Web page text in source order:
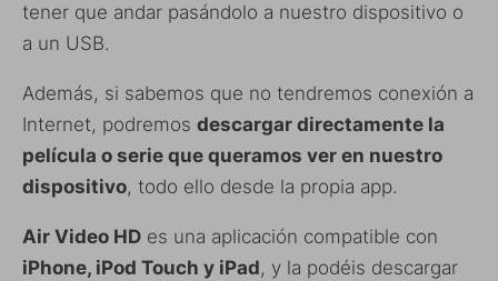
tener que andar pasándolo a nuestro dispositivo o
a un USB.
Además, si sabemos que no tendremos conexión a
Internet, podremos descargar directamente la
película o serie que queramos ver en nuestro
dispositivo, todo ello desde la propia app.
Air Video HD es una aplicación compatible con
iPhone, iPod Touch y iPad, y la podéis descargar